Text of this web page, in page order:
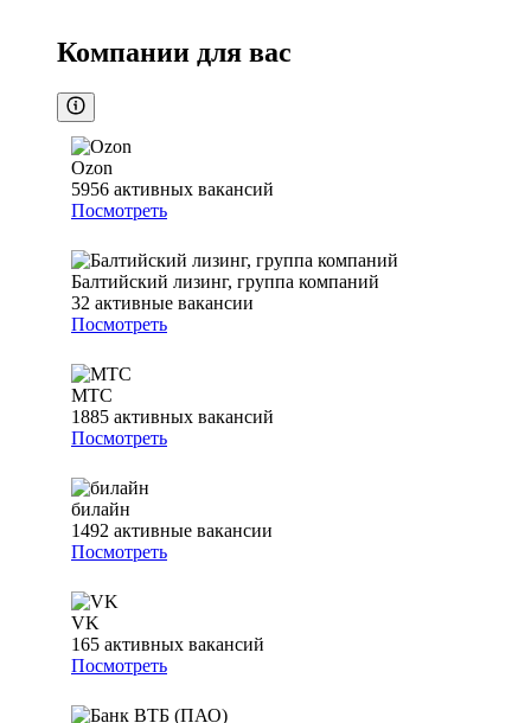
Компании для вас
Ozon
5956 активных вакансий
Посмотреть
Балтийский лизинг, группа компаний
32 активные вакансии
Посмотреть
МТС
1885 активных вакансий
Посмотреть
билайн
1492 активные вакансии
Посмотреть
VK
165 активных вакансий
Посмотреть